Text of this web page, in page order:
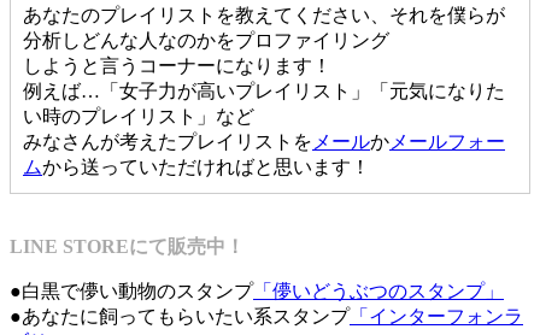
あなたのプレイリストを教えてください、それを僕らが
分析しどんな人なのかをプロファイリング
しようと言うコーナーになります！
例えば…「女子力が高いプレイリスト」「元気になりた
い時のプレイリスト」など
みなさんが考えたプレイリストを メールか メールフォー
ムから送っていただければと思います！
LINE STOREにて販売中！
●白黒で儚い動物のスタンプ「儚いどうぶつのスタンプ」
●あなたに飼ってもらいたい系スタンプ「インターフォンラ